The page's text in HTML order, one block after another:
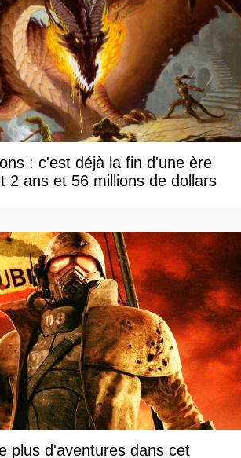
: c'est déjà la fin d'une ère
2 ans et 56 millions de dollars
plus d'aventures dans cet